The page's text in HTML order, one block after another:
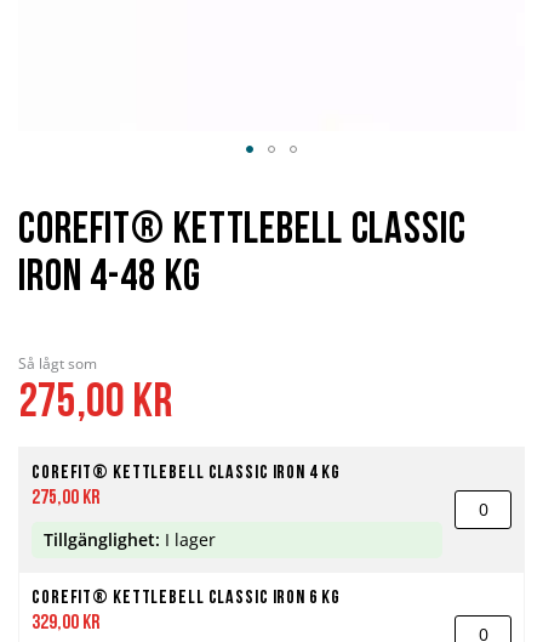
Så lågt som
275,00 kr
Corefit® Kettlebell Classic Iron 4 kg
275,00 kr
Tillgänglighet: I lager
Corefit® Kettlebell Classic Iron 6 kg
329,00 kr
Corefit® Kettlebell Classic
Iron 4-48 kg
början
av
bildgalleriet